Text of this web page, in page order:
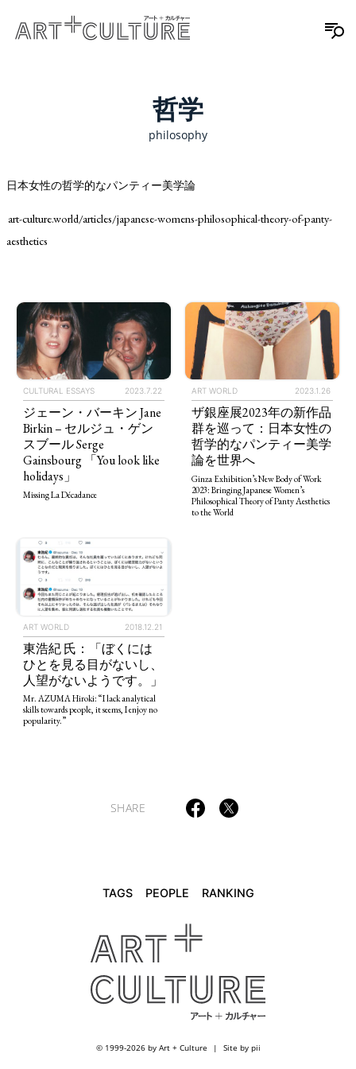
ART WORLD CULTURAL ESSAYS
POLITICS
哲学
philosophy
日本女性の哲学的なパンティー美学論
art-culture.world/articles/japanese-womens-philosophical-theory-of-panty-
aesthetics
CULTURAL ESSAYS 2023.7.22
ジェーン・バーキン Jane
Birkin – セルジュ・ゲン
スブール Serge
Gainsbourg 「You look like
holidays」
Missing La Décadance
ART WORLD 2023.1.26
ザ銀座展2023年の新作品
群を巡って：日本女性の
哲学的なパンティー美学
論を世界へ
Ginza Exhibition’s New Body of Work
2023: Bringing Japanese Women’s
Philosophical Theory of Panty Aesthetics
to the World
ART WORLD 2018.12.21
東浩紀 氏：「ぼくには
ひとを見る目がないし、
人望がないようです。」
Mr. AZUMA Hiroki: “I lack analytical
skills towards people, it seems, I enjoy no
popularity.”
SHARE
TAGS PEOPLE RANKING
© 1999-2026 by Art + Culture Site by pii